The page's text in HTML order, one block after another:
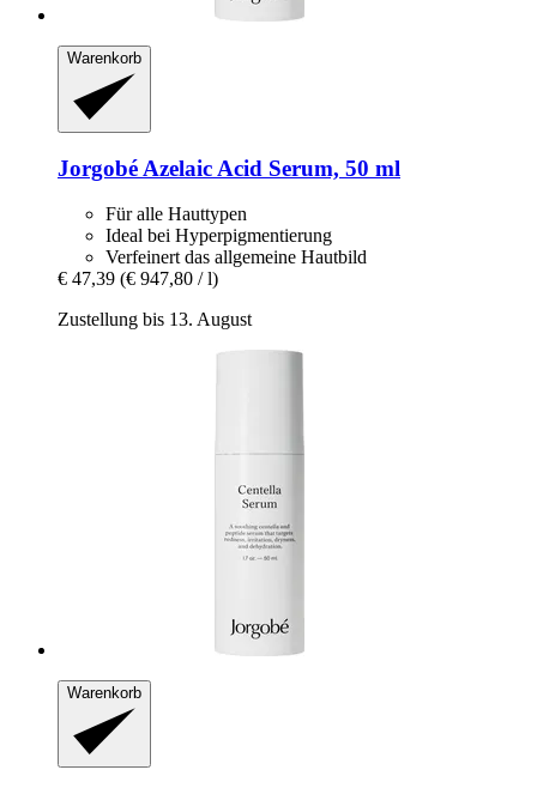
Warenkorb
Jorgobé Azelaic Acid Serum, 50 ml
Für alle Hauttypen
Ideal bei Hyperpigmentierung
Verfeinert das allgemeine Hautbild
€ 47,39 (€ 947,80 / l)
Zustellung bis 13. August
Warenkorb